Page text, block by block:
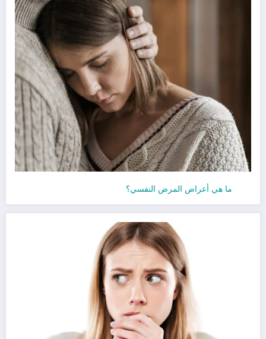
ما هي أعراض المرض النفسي؟